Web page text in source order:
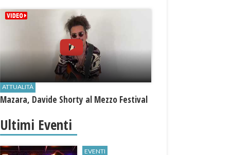
ATTUALITÀ
Mazara, Davide Shorty al Mezzo Festival
Ultimi Eventi
EVENTI